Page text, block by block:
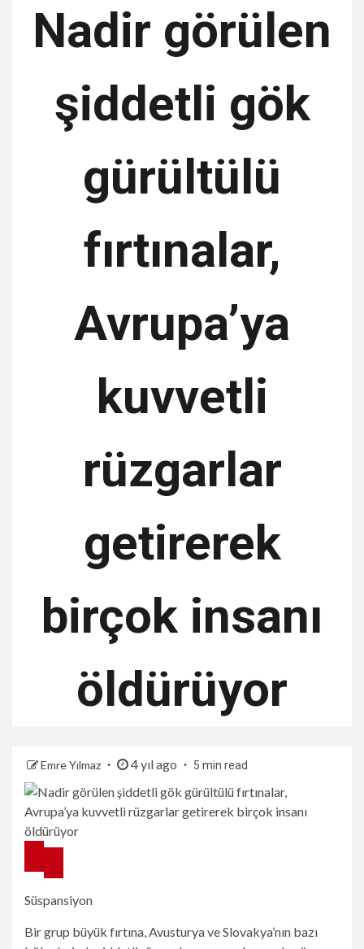
Nadir görülen
şiddetli gök
gürültülü
fırtınalar,
Avrupa’ya
kuvvetli
rüzgarlar
getirerek
birçok insanı
öldürüyor
Emre Yılmaz 4 yıl ago 5 min read
Süspansiyon
Bir grup büyük fırtına, Avusturya ve Slovakya’nın bazı